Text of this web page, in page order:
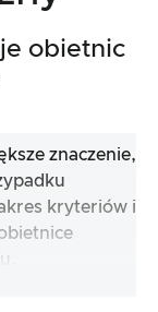
obietnic
znaczenie,
kryteriów i